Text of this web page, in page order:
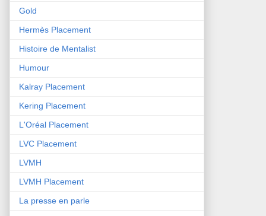
Gold
Hermès Placement
Histoire de Mentalist
Humour
Kalray Placement
Kering Placement
L'Oréal Placement
LVC Placement
LVMH
LVMH Placement
La presse en parle